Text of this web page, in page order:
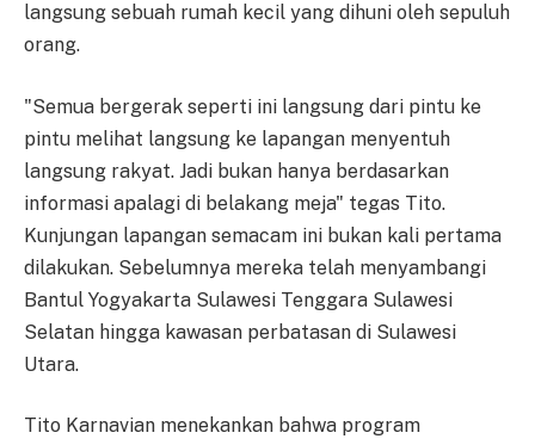
langsung sebuah rumah kecil yang dihuni oleh sepuluh
orang.
"Semua bergerak seperti ini langsung dari pintu ke
pintu melihat langsung ke lapangan menyentuh
langsung rakyat. Jadi bukan hanya berdasarkan
informasi apalagi di belakang meja" tegas Tito.
Kunjungan lapangan semacam ini bukan kali pertama
dilakukan. Sebelumnya mereka telah menyambangi
Bantul Yogyakarta Sulawesi Tenggara Sulawesi
Selatan hingga kawasan perbatasan di Sulawesi
Utara.
Tito Karnavian menekankan bahwa program